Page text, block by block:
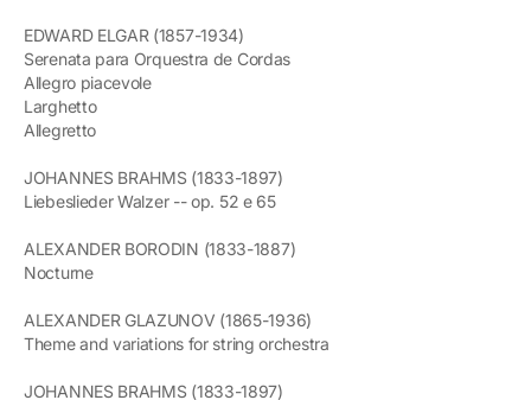
EDWARD ELGAR (1857-1934)
Serenata para Orquestra de Cordas
Allegro piacevole
Larghetto
Allegretto
JOHANNES BRAHMS (1833-1897)
Liebeslieder Walzer -- op. 52 e 65
ALEXANDER BORODIN (1833-1887)
Nocturne
ALEXANDER GLAZUNOV (1865-1936)
Theme and variations for string orchestra
JOHANNES BRAHMS (1833-1897)